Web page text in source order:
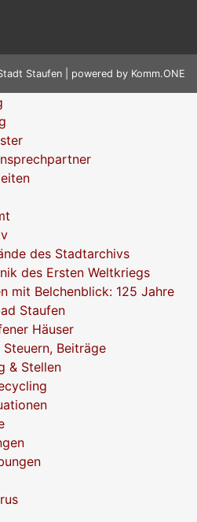
Staufen | powered by Komm.ONE
des Stadtarchivs
des Ersten Weltkriegs
mit Belchenblick: 125 Jahre
Staufen
Häuser
Steuern, Beiträge
& Stellen